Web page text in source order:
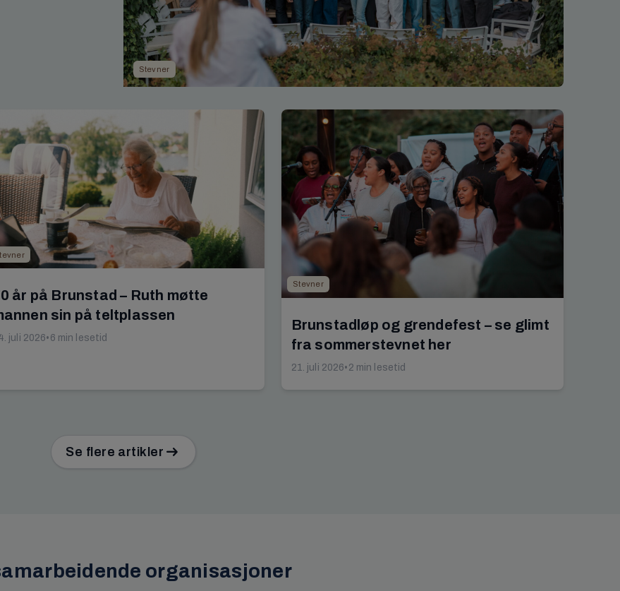
Stevner
år på Brunstad – Ruth møtte
sin på teltplassen
juli 2026• 6 min lesetid
Stevner
Brunstadløp og grendefest – se glimt
fra sommerstevnet her
21. juli 2026• 2 min lesetid
Se flere artikler
organisasjoner